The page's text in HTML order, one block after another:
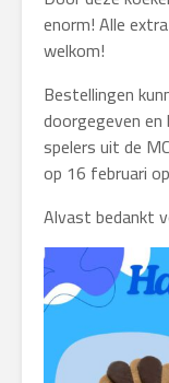
enorm! Alle
welkom!
Bestellingen
doorgegeven
spelers uit de
op 16 februari
Alvast bedankt